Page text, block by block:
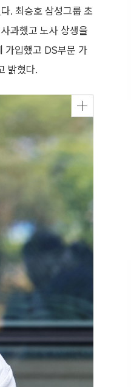
. 최승호 삼성그룹 초
과했고 노사 상생을
가입했고 DS부문 가
밝혔다.